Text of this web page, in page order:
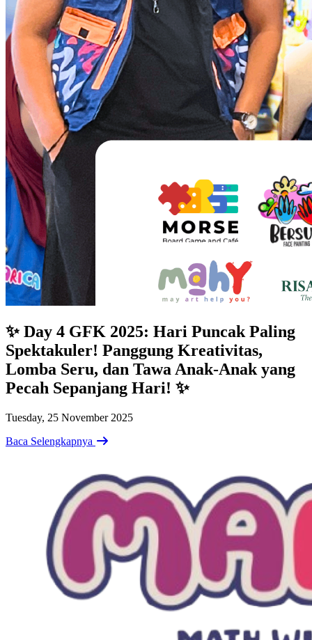
✨ Day 4 GFK 2025: Hari Puncak Paling
Spektakuler! Panggung Kreativitas,
Lomba Seru, dan Tawa Anak-Anak yang
Pecah Sepanjang Hari! ✨
Tuesday, 25 November 2025
Baca Selengkapnya